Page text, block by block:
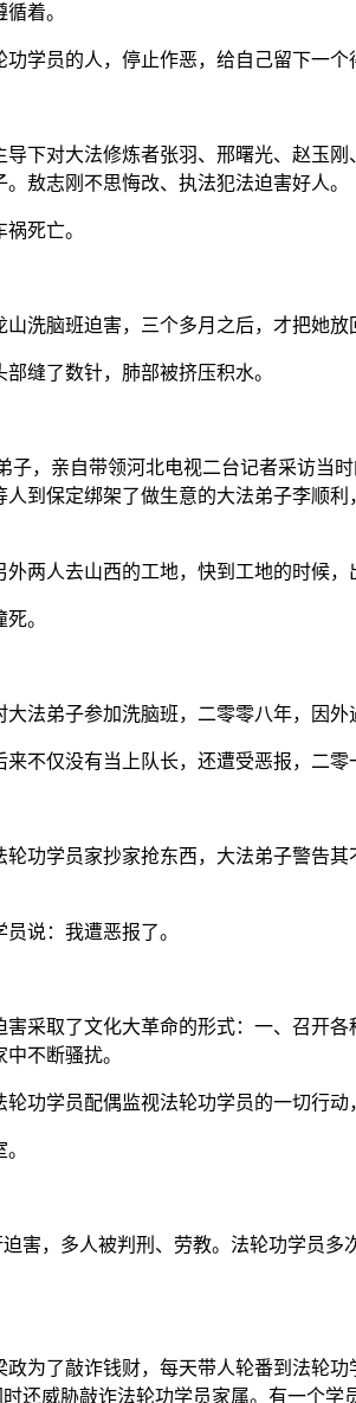
着。
功学员的人，停止作恶，给自己留下一个
下对大法修炼者张羽、邢曙光、赵玉
敖志刚不思悔改、执法犯法迫害好人。
死亡。
洗脑班迫害，三个多月之后，才把她放
缝了数针，肺部被挤压积水。
，亲自带领河北电视二台记者采访当
到保定绑架了做生意的大法弟子李顺
两人去山西的工地，快到工地的时候，
。
法弟子参加洗脑班，二零零八年，因外
不仅没有当上队长，还遭受恶报，二零
功学员家抄家抢东西，大法弟子警告
说：我遭恶报了。
采取了文化大革命的形式：一、召开各
不断骚扰。
功学员配偶监视法轮功学员的一切行动
害，多人被判刑、劳教。法轮功学员
为了敲诈钱财，每天带人轮番到法轮
还威胁敲诈法轮功学员家属。有一个